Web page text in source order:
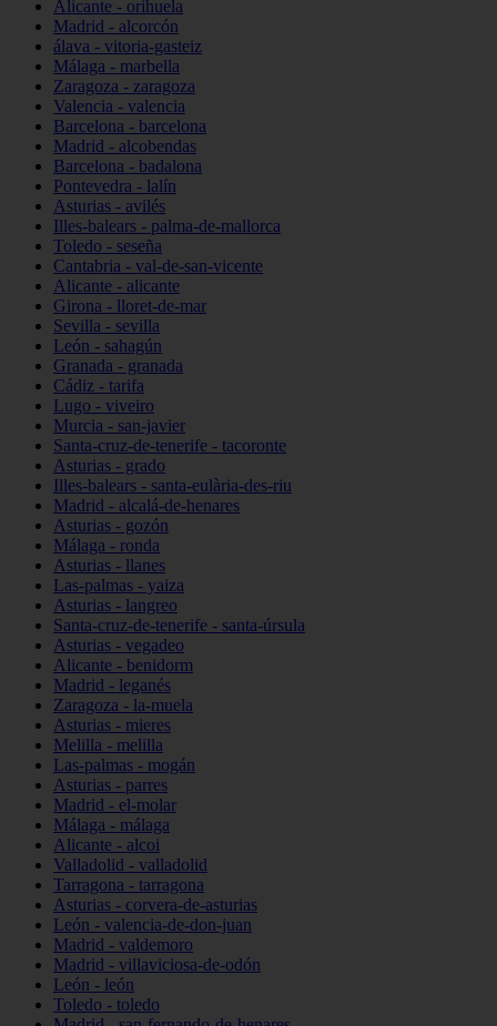
Alicante - orihuela
Madrid - alcorcón
álava - vitoria-gasteiz
Málaga - marbella
Zaragoza - zaragoza
Valencia - valencia
Barcelona - barcelona
Madrid - alcobendas
Barcelona - badalona
Pontevedra - lalín
Asturias - avilés
Illes-balears - palma-de-mallorca
Toledo - seseña
Cantabria - val-de-san-vicente
Alicante - alicante
Girona - lloret-de-mar
Sevilla - sevilla
León - sahagún
Granada - granada
Cádiz - tarifa
Lugo - viveiro
Murcia - san-javier
Santa-cruz-de-tenerife - tacoronte
Asturias - grado
Illes-balears - santa-eulària-des-riu
Madrid - alcalá-de-henares
Asturias - gozón
Málaga - ronda
Asturias - llanes
Las-palmas - yaiza
Asturias - langreo
Santa-cruz-de-tenerife - santa-úrsula
Asturias - vegadeo
Alicante - benidorm
Madrid - leganés
Zaragoza - la-muela
Asturias - mieres
Melilla - melilla
Las-palmas - mogán
Asturias - parres
Madrid - el-molar
Málaga - málaga
Alicante - alcoi
Valladolid - valladolid
Tarragona - tarragona
Asturias - corvera-de-asturias
León - valencia-de-don-juan
Madrid - valdemoro
Madrid - villaviciosa-de-odón
León - león
Toledo - toledo